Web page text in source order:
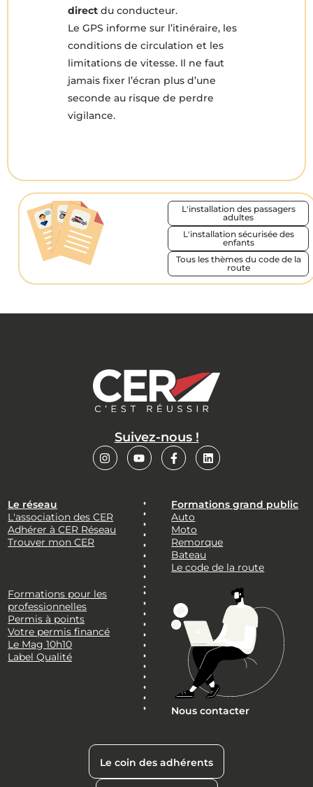
direct du conducteur.
Le GPS informe sur l’itinéraire, les
conditions de circulation et les
limitations de vitesse. Il ne faut
jamais fixer l’écran plus d’une
seconde au risque de perdre
vigilance.
L'installation des passagers
adultes
L'installation sécurisée des
enfants
Tous les thèmes du code de la
route
Suivez-nous !
Le réseau
L'association des CER
Adhérer à CER Réseau
Trouver mon CER
Formations grand public
Auto
Moto
Remorque
Bateau
Le code de la route
Formations pour les
professionnelles
Permis à points
Votre permis financé
Le Mag 10h10
Label Qualité
Nous contacter
Le coin des adhérents